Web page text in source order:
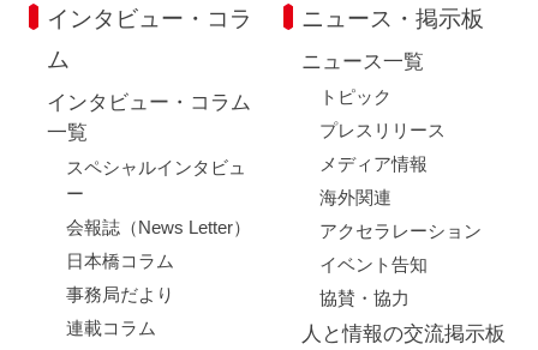
インタビュー・コラ
ム
インタビュー・コラム
一覧
スペシャルインタビュ
ー
会報誌（News Letter）
日本橋コラム
事務局だより
連載コラム
ニュース・掲示板
ニュース一覧
トピック
プレスリリース
メディア情報
海外関連
アクセラレーション
イベント告知
協賛・協力
人と情報の交流掲示板